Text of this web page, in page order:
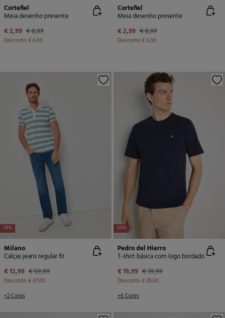
Cortefiel
Meia desenho presente
€ 2,99 € 8,99
Desconto€ 6,00
Cortefiel
Meia desenho presente
€ 2,99 € 8,99
Desconto€ 6,00
-78%
Milano
Calças jeans regular fit
€ 12,99 € 59,99
Desconto€ 47,00
+2 Cores
-50%
Pedro del Hierro
T-shirt básica com logo bordado
€ 19,99 € 39,99
Desconto€ 20,00
+6 Cores